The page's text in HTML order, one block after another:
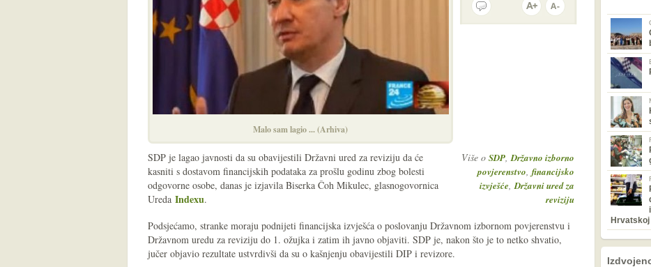
Malo sam lagio ... (Arhiva)
Više o SDP,Državno izborno
povjerenstvo, financijsko
izvješće,Državni ured za
reviziju
SDP je lagao javnosti da su obavijestili Državni ured za reviziju da će
kasniti s dostavom financijskih podataka za prošlu godinu zbog bolesti
odgovorne osobe, danas je izjavila Biserka Čoh Mikulec, glasnogovornica
Ureda Indexu.
Podsjećamo, stranke moraju podnijeti financijska izvješća o poslovanju Državnom izbornom povjerenstvu i
Državnom uredu za reviziju do 1. ožujka i zatim ih javno objaviti. SDP je, nakon što je to netko shvatio,
jučer objavio rezultate ustvrdivši da su o kašnjenju obavijestili DIP i revizore.
Hrvatskoj
nema prethodne stranice
sljedeće